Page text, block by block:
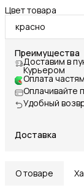
Цвет товара
красно
Преимущества
Доставим в
Курьером
Оплата
Оплачивайте
Удобный
Доставка
О товаре